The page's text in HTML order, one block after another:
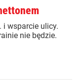
i wsparcie ulicy.
nie będzie.